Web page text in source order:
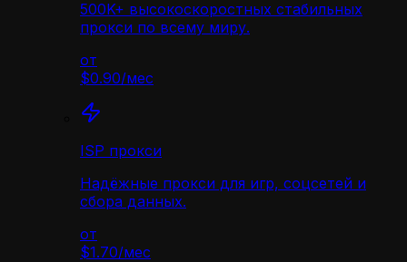
500K+ высокоскоростных стабильных
прокси по всему миру.
от
$0.90/мес
ISP прокси
Надёжные прокси для игр, соцсетей и
сбора данных.
от
$1.70/мес